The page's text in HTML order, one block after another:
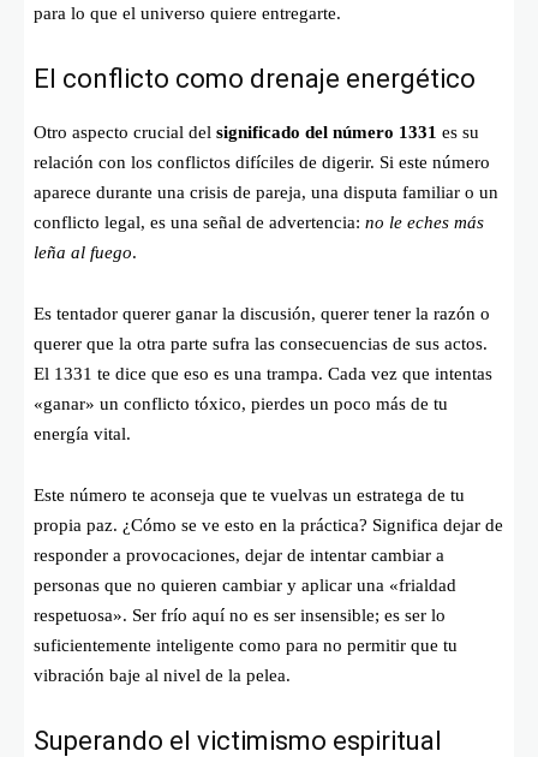
para lo que el universo quiere entregarte.
El conflicto como drenaje energético
Otro aspecto crucial del significado del número 1331 es su
relación con los conflictos difíciles de digerir. Si este número
aparece durante una crisis de pareja, una disputa familiar o un
conflicto legal, es una señal de advertencia: no le eches más
leña al fuego.
Es tentador querer ganar la discusión, querer tener la razón o
querer que la otra parte sufra las consecuencias de sus actos.
El 1331 te dice que eso es una trampa. Cada vez que intentas
«ganar» un conflicto tóxico, pierdes un poco más de tu
energía vital.
Este número te aconseja que te vuelvas un estratega de tu
propia paz. ¿Cómo se ve esto en la práctica? Significa dejar de
responder a provocaciones, dejar de intentar cambiar a
personas que no quieren cambiar y aplicar una «frialdad
respetuosa». Ser frío aquí no es ser insensible; es ser lo
suficientemente inteligente como para no permitir que tu
vibración baje al nivel de la pelea.
Superando el victimismo espiritual